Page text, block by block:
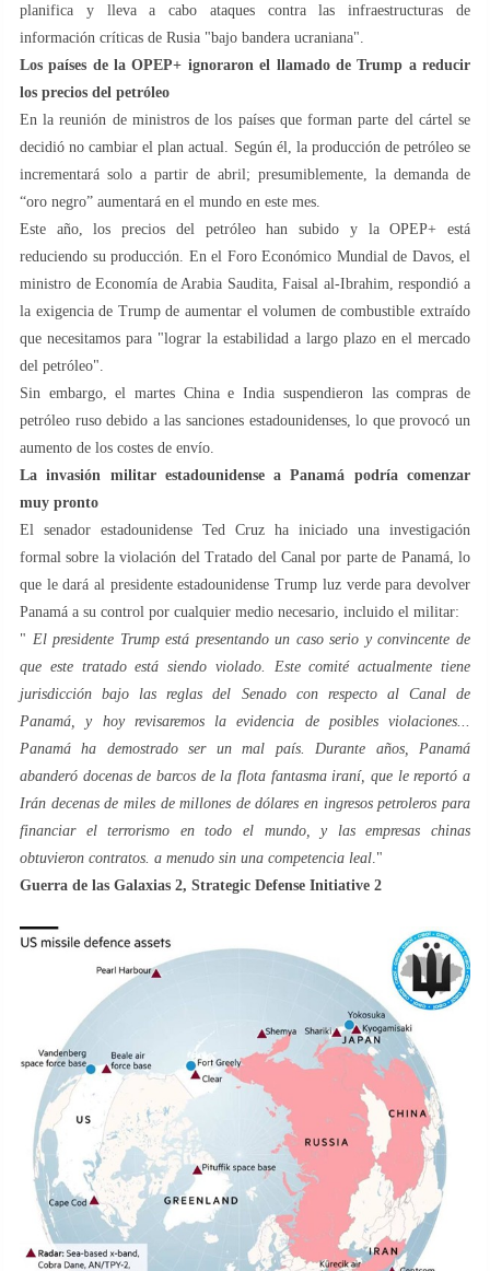
planifica y lleva a cabo ataques contra las infraestructuras de
información críticas de Rusia "bajo bandera ucraniana".
Los países de la OPEP+ ignoraron el llamado de Trump a reducir
los precios del petróleo
En la reunión de ministros de los países que forman parte del cártel se
decidió no cambiar el plan actual. Según él, la producción de petróleo se
incrementará solo a partir de abril; presumiblemente, la demanda de
“oro negro” aumentará en el mundo en este mes.
Este año, los precios del petróleo han subido y la OPEP+ está
reduciendo su producción. En el Foro Económico Mundial de Davos, el
ministro de Economía de Arabia Saudita, Faisal al-Ibrahim, respondió a
la exigencia de Trump de aumentar el volumen de combustible extraído
que necesitamos para "lograr la estabilidad a largo plazo en el mercado
del petróleo".
Sin embargo, el martes China e India suspendieron las compras de
petróleo ruso debido a las sanciones estadounidenses, lo que provocó un
aumento de los costes de envío.
La invasión militar estadounidense a Panamá podría comenzar
muy pronto
El senador estadounidense Ted Cruz ha iniciado una investigación
formal sobre la violación del Tratado del Canal por parte de Panamá, lo
que le dará al presidente estadounidense Trump luz verde para devolver
Panamá a su control por cualquier medio necesario, incluido el militar:
" El presidente Trump está presentando un caso serio y convincente de
que este tratado está siendo violado. Este comité actualmente tiene
jurisdicción bajo las reglas del Senado con respecto al Canal de
Panamá, y hoy revisaremos la evidencia de posibles violaciones...
Panamá ha demostrado ser un mal país. Durante años, Panamá
abanderó docenas de barcos de la flota fantasma iraní, que le reportó a
Irán decenas de miles de millones de dólares en ingresos petroleros para
financiar el terrorismo en todo el mundo, y las empresas chinas
obtuvieron contratos. a menudo sin una competencia leal ."
Guerra de las Galaxias 2, Strategic Defense Initiative 2